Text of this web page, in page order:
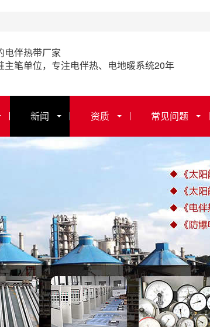
电伴热带厂家
主笔单位，专注电伴热、电地暖系统20年
新闻 资质 常见问题